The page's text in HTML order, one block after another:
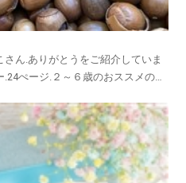
ん.ありがとうをご紹介していま
ぺージ.２～６歳のおススメの絵
広げられます。お気に入りのどんぐ
間を心待ちに...